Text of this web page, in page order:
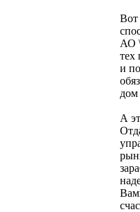
Вот
АО
тех
и
дом
А